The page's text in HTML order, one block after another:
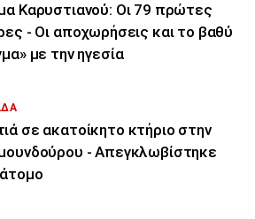
Καρυστιανού: Οι 79 πρώτες
- Οι αποχωρήσεις και το βαθύ
με την ηγεσία
σε ακατοίκητο κτήριο στην
- Απεγκλωβίστηκε